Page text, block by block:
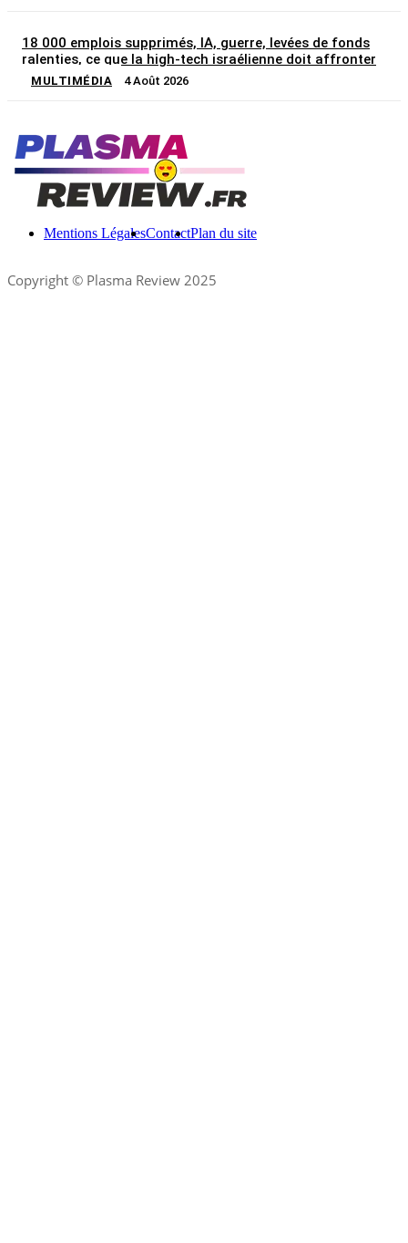
18 000 emplois supprimés, IA, guerre, levées de fonds
ralenties, ce que la high-tech israélienne doit affronter
MULTIMÉDIA 4 Août 2026
Mentions LégalesContactPlan du site
Copyright © Plasma Review 2025